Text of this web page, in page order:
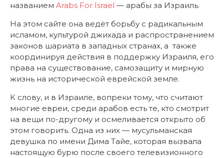
названием Arabs For Israel — арабы за Израиль.
На этом сайте она ведёт борьбу с радикальным
исламом, культурой джихада и распространением
законов шариата в западных странах, а также
координируя действия в поддержку Израиля, его
права на существование, самозащиту и мирную
жизнь на исторической еврейской земле.
К слову, и в Израиле, вопреки тому, что считают
многие евреи, среди арабов есть те, кто смотрит
на вещи по-другому и осмеливается открыто об
этом говорить. Одна из них — мусульманская
девушка по имени Дима Тайе, которая вызвала
настоящую бурю после своего телевизионного